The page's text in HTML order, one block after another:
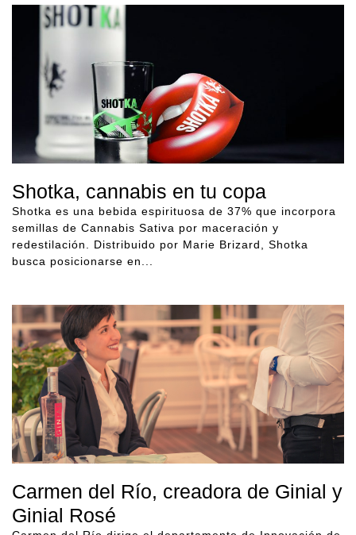
Shotka, cannabis en tu copa
Shotka es una bebida espirituosa de 37% que incorpora
semillas de Cannabis Sativa por maceración y
redestilación. Distribuido por Marie Brizard, Shotka
busca posicionarse en...
Carmen del Río, creadora de Ginial y
Ginial Rosé